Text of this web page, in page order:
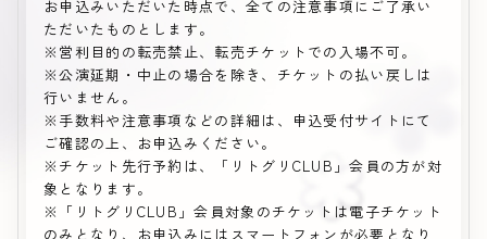
お申込みいただいた時点で、全ての注意事項にご了承い
ただいたものとします。
※営利目的の転売禁止、転売チケットでの入場不可。
※公演延期・中止の場合を除き、チケットの払い戻しは
行いません。
※手数料や注意事項などの詳細は、申込受付サイトにて
ご確認の上、お申込みください。
※チケット先行予約は、「リトグリCLUB」会員の方が対
象となります。
※「リトグリCLUB」会員対象のチケットは電子チケット
のみとなり、お申込みにはスマートフォンが必要となり